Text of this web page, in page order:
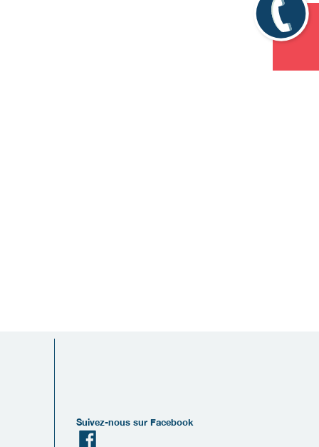
Suivez-nous sur Facebook